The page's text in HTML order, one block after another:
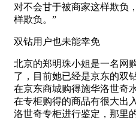
对不会甘于被商家这样欺负
样欺负。”
双钻用户也未能幸免
北京的郑明珠小姐是一名网
了，目前她已经是京东的双
在京东商城购得施华洛世奇
在专柜购得的商品有很大出
洛世奇专柜进行鉴定，那里